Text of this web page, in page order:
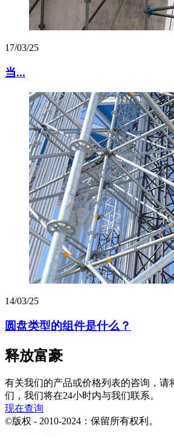
17/03/25
当...
14/03/25
圆盘类型的组件是什么？
释放富豪
有关我们的产品或价格列表的咨询，请
们，我们将在24小时内与我们联系。
现在查询
©版权 - 2010-2024：保留所有权利。